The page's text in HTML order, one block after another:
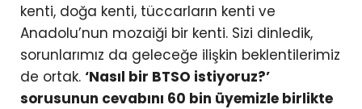
kenti, doğa kenti, tüccarların kenti ve
Anadolu’nun mozaiği bir kenti. Sizi dinledik,
sorunlarımız da geleceğe ilişkin beklentilerimiz
de ortak. ‘Nasıl bir BTSO istiyoruz?’
sorusunun cevabını 60 bin üyemizle birlikte